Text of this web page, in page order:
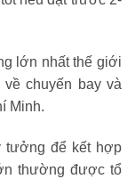
lớn nhất thế giới
chuyến bay và
Minh.
tưởng để kết hợp
thường được tổ